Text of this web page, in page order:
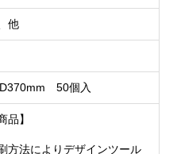
他
50個入
品】
方法によりデザインツール